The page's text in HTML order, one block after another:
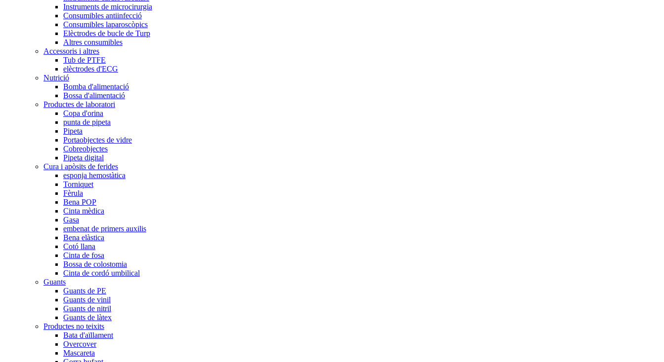
Instruments de microcirurgia
Consumibles antiinfecció
Consumibles laparoscòpics
Elèctrodes de bucle de Turp
Altres consumibles
Accessoris i altres
Tub de PTFE
elèctrodes d'ECG
Nutrició
Bomba d'alimentació
Bossa d'alimentació
Productes de laboratori
Copa d'orina
punta de pipeta
Pipeta
Portaobjectes de vidre
Cobreobjectes
Pipeta digital
Cura i apòsits de ferides
esponja hemostàtica
Torniquet
Fèrula
Bena POP
Cinta mèdica
Gasa
embenat de primers auxilis
Bena elàstica
Cotó llana
Cinta de fosa
Bossa de colostomia
Cinta de cordó umbilical
Guants
Guants de PE
Guants de vinil
Guants de nitril
Guants de làtex
Productes no teixits
Bata d'aïllament
Overcover
Mascareta